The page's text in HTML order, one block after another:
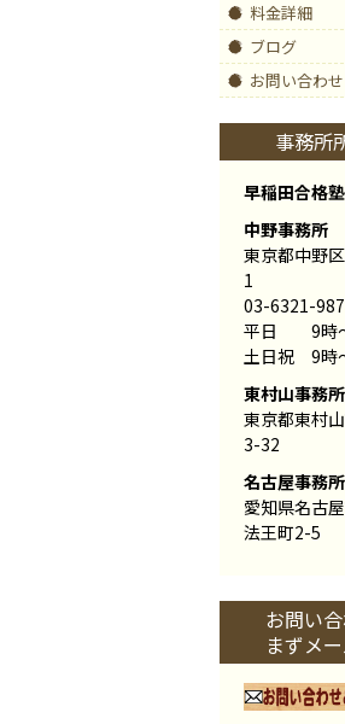
料金詳細
ブログ
お問い合わせ
事務所
早稲田合格塾
中野事務所
東京都中野
1
03-6321-
平日 9時
土日祝 9時
東村山事務所
東京都東村
3-32
名古屋事務所
愛知県名古
法王町2-5
お問い
まずメ